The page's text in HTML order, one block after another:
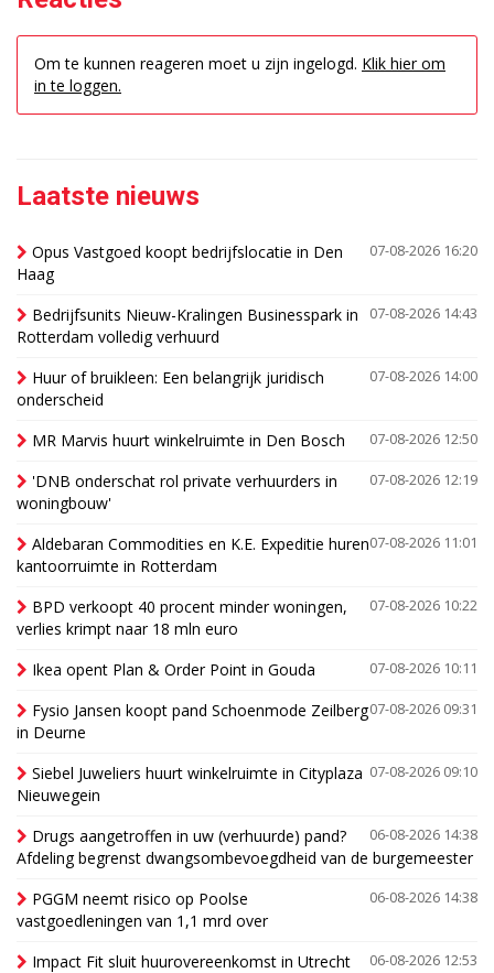
Om te kunnen reageren moet u zijn ingelogd. Klik hier om
in te loggen.
Laatste nieuws
07-08-2026 16:20
Opus Vastgoed koopt bedrijfslocatie in Den
Haag
07-08-2026 14:43
Bedrijfsunits Nieuw-Kralingen Businesspark in
Rotterdam volledig verhuurd
07-08-2026 14:00
Huur of bruikleen: Een belangrijk juridisch
onderscheid
07-08-2026 12:50
MR Marvis huurt winkelruimte in Den Bosch
07-08-2026 12:19
'DNB onderschat rol private verhuurders in
woningbouw'
07-08-2026 11:01
Aldebaran Commodities en K.E. Expeditie huren
kantoorruimte in Rotterdam
07-08-2026 10:22
BPD verkoopt 40 procent minder woningen,
verlies krimpt naar 18 mln euro
07-08-2026 10:11
Ikea opent Plan & Order Point in Gouda
07-08-2026 09:31
Fysio Jansen koopt pand Schoenmode Zeilberg
in Deurne
07-08-2026 09:10
Siebel Juweliers huurt winkelruimte in Cityplaza
Nieuwegein
06-08-2026 14:38
Drugs aangetroffen in uw (verhuurde) pand?
Afdeling begrenst dwangsombevoegdheid van de burgemeester
06-08-2026 14:38
PGGM neemt risico op Poolse
vastgoedleningen van 1,1 mrd over
06-08-2026 12:53
Impact Fit sluit huurovereenkomst in Utrecht